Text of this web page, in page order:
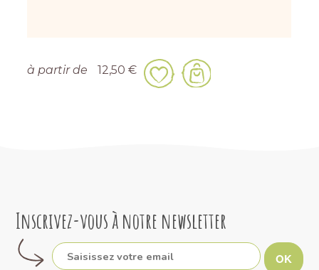
à partir de 12,50 €
Inscrivez-vous à notre newsletter
OK